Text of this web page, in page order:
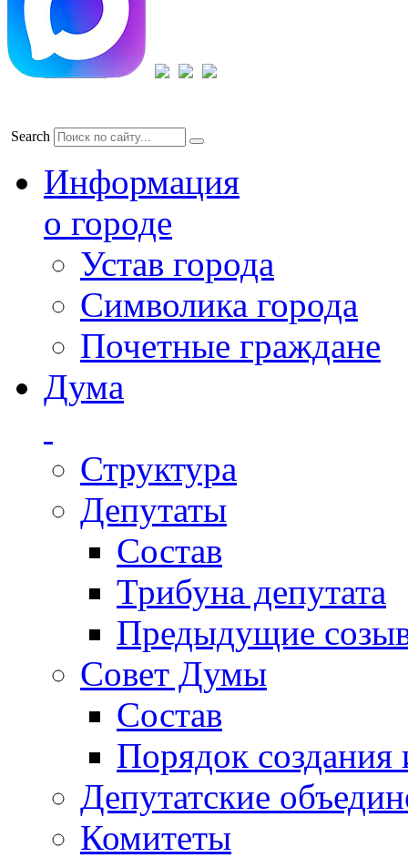
Search
Информация
о городе
Устав города
Символика города
Почетные граждане
Дума
Структура
Депутаты
Состав
Трибуна депутата
Предыдущие
Совет Думы
Состав
Порядок создания
Депутатские
Комитеты